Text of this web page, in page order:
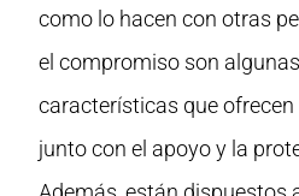
como lo hacen con otras
el compromiso son
características que
junto con el apoyo y la